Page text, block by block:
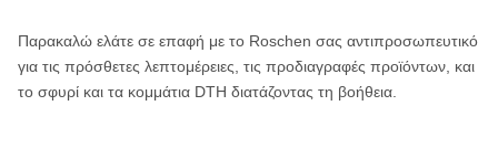
12»
DHD1120
ROS 120
API 6 5/8»
κανονισμός
SD12
SD4/M40/QL40
5
Παρακαλώ ελάτε σε επαφή με το Roschen σας αντιπροσωπευτικό
για τις πρόσθετες λεπτομέρειες, τις προδιαγραφές προϊόντων, και
το σφυρί και τα κομμάτια DTH διατάζοντας τη βοήθεια.